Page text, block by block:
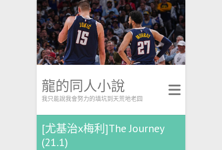
龍的同人小說
我只能說我會努力的填坑到天荒地老囧
[尤基治x梅利]The Journey
(21.1)